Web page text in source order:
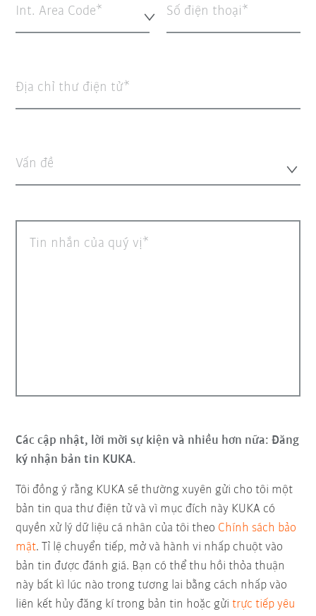
Int. Area Code* Số điện thoại
Địa chỉ thư điện tử
Vấn đề
Tin nhắn của quý vị
Các cập nhật, lời mời sự kiện và nhiều hơn nữa: Đăng
ký nhận bản tin KUKA.
Tôi đồng ý rằng KUKA sẽ thường xuyên gửi cho tôi một
bản tin qua thư điện tử và vì mục đích này KUKA có
quyền xử lý dữ liệu cá nhân của tôi theo Chính sách bảo
mật. Tỉ lệ chuyển tiếp, mở và hành vi nhấp chuột vào
bản tin được đánh giá. Bạn có thể thu hồi thỏa thuận
này bất kì lúc nào trong tương lai bằng cách nhấp vào
liên kết hủy đăng kí trong bản tin hoặc gửitrực tiếp yêu